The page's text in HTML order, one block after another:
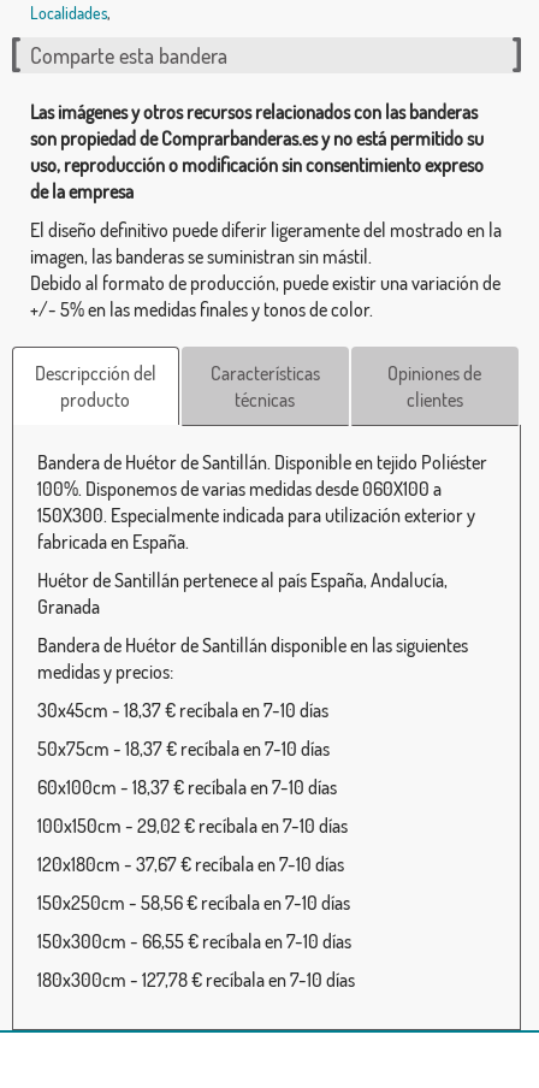
Localidades,
Comparte esta bandera
Las imágenes y otros recursos relacionados con las banderas
son propiedad de Comprarbanderas.es y no está permitido su
uso, reproducción o modificación sin consentimiento expreso
de la empresa
El diseño definitivo puede diferir ligeramente del mostrado en la
imagen, las banderas se suministran sin mástil.
Debido al formato de producción, puede existir una variación de
+/- 5% en las medidas finales y tonos de color.
Descripcción del
producto
Características
técnicas
Opiniones de
clientes
Bandera de Huétor de Santillán. Disponible en tejido Poliéster
100%. Disponemos de varias medidas desde 060X100 a
150X300. Especialmente indicada para utilización exterior y
fabricada en España.
Huétor de Santillán pertenece al país España, Andalucía,
Granada
Bandera de Huétor de Santillán disponible en las siguientes
medidas y precios:
30x45cm - 18,37 € recíbala en 7-10 días
50x75cm - 18,37 € recíbala en 7-10 días
60x100cm - 18,37 € recíbala en 7-10 días
100x150cm - 29,02 € recíbala en 7-10 días
120x180cm - 37,67 € recíbala en 7-10 días
150x250cm - 58,56 € recíbala en 7-10 días
150x300cm - 66,55 € recíbala en 7-10 días
180x300cm - 127,78 € recíbala en 7-10 días